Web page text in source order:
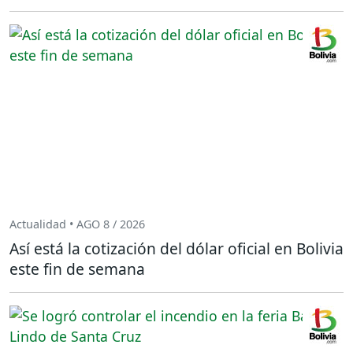
Actualidad • AGO 8 / 2026
Así está la cotización del dólar oficial en Bolivia
este fin de semana